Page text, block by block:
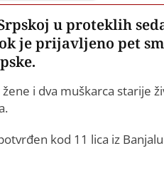
u proteklih
je prijavljeno pet
i dva muškarca starije
kod 11 lica iz